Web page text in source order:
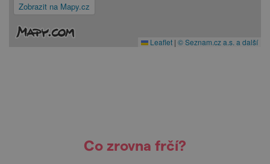
Zobrazit na Mapy.cz
Leaflet | © Seznam.cz a.s. a další
Co zrovna frčí?